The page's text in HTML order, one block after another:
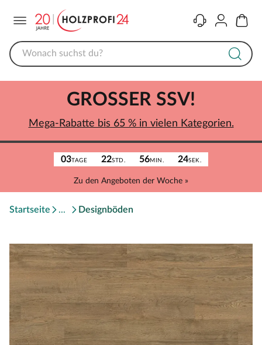
KontaktKonto
03TAGE 22STD. 56MIN. 24SEK.
Zu den Angeboten der Woche »
GROSSER SSV!
Mega-Rabatte bis 65 % in vielen Kategorien.
Startseite Designböden